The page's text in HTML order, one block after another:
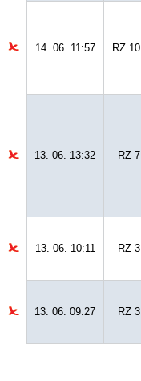
14. 06. 11:57 RZ 10
13. 06. 13:32 RZ 7
13. 06. 10:11 RZ 3
13. 06. 09:27 RZ 3